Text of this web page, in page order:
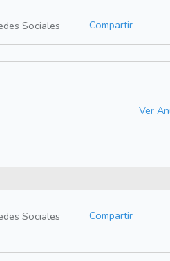
Sociales Compartir
Ver
Sociales Compartir